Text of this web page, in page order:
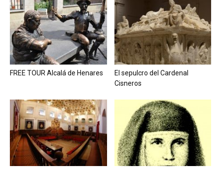
FREE TOUR Alcalá de Henares
El sepulcro del Cardenal
Cisneros